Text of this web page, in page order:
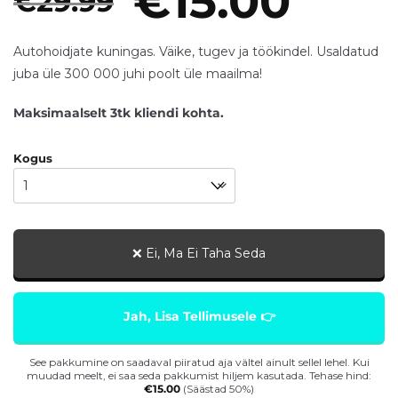
based on
ratings
Autohoidjate kuningas. Väike, tugev ja töökindel. Usaldatud
juba üle 300 000 juhi poolt üle maailma!
Maksimaalselt 3tk kliendi kohta.
Kogus
❌ Ei, Ma Ei Taha Seda
Jah, Lisa Tellimusele 👉
See pakkumine on saadaval piiratud aja vältel ainult sellel lehel. Kui
muudad meelt, ei saa seda pakkumist hiljem kasutada. Tehase hind:
€15.00 (Säästad 50%)